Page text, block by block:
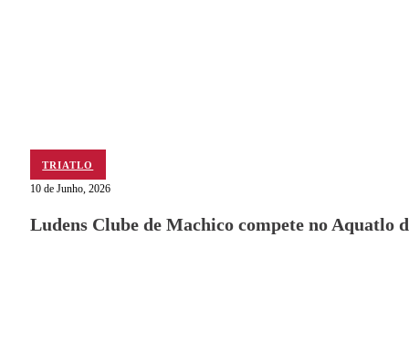
TRIATLO
10 de Junho, 2026
Ludens Clube de Machico compete no Aquatlo